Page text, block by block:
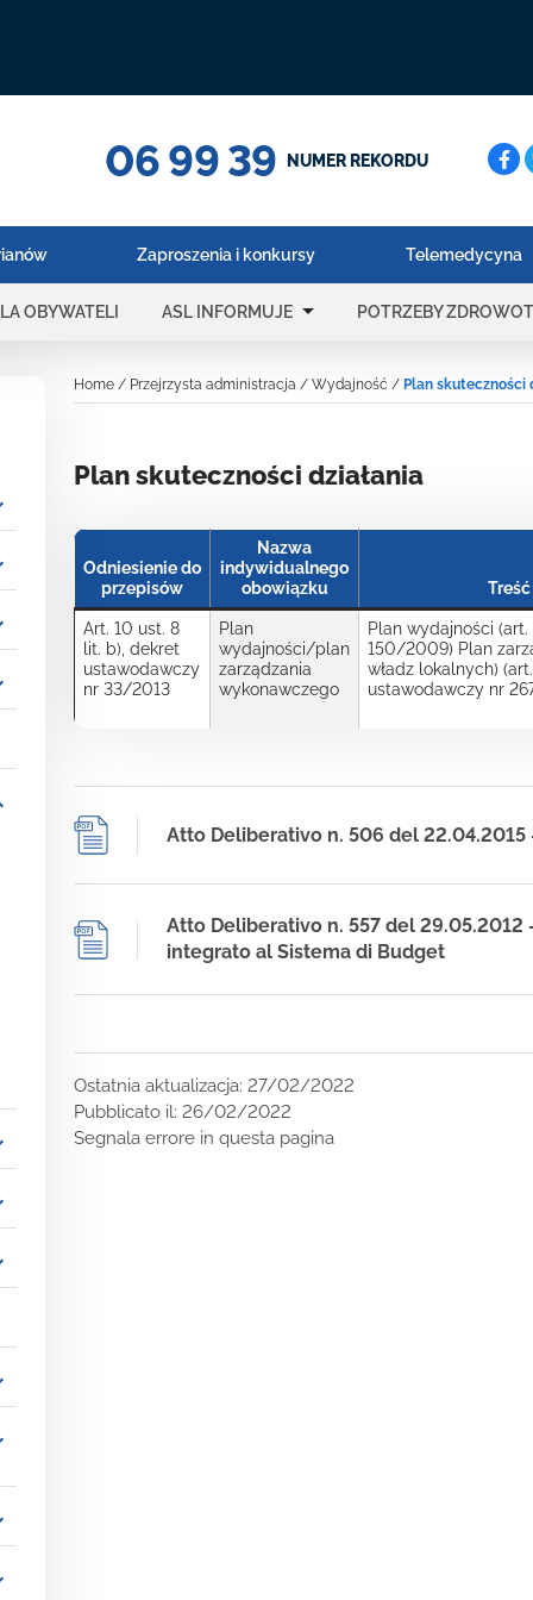
06 99 39 NUMER REKORDU
Zaproszenia i konkursy Telemedycyna
OBYWATELI ASL INFORMUJE arrow_drop_down POTRZEBY
Home / Przejrzysta administracja / Wydajność / Plan skuteczności
Plan skuteczności działania
Odniesienie do
przepisów
Nazwa
indywidualnego
obowiązku
Art. 10 ust. 8
lit. b), dekret
ustawodawczy
nr 33/2013
Plan
wydajności/plan
zarządzania
wykonawczego
Plan wydajności
150/2009) Plan
władz lokalnych)
ustawodawczy nr
Atto Deliberativo n. 506 del
Atto Deliberativo n. 557 del 29.05.2012
integrato al Sistema di Budget
Ostatnia aktualizacja: 27/02/2022
Pubblicato il: 26/02/2022
Segnala errore in questa pagina